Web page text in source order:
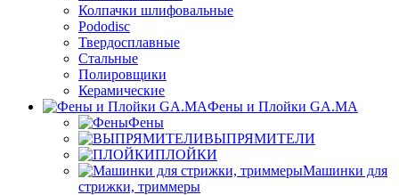
Колпачки шлифовальные
Pododisc
Твердосплавные
Стальные
Полировщики
Керамические
Фены и Плойки GA.MA
Фены
ВЫПРЯМИТЕЛИ
ПЛОЙКИ
Машинки для
стрижки, триммеры